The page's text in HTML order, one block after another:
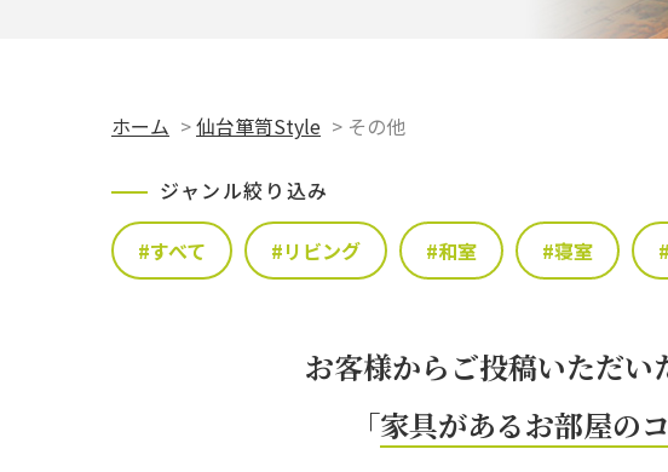
ホーム >仙台箪笥Style > その他
ジャンル絞り込み
#すべて #リビング #和室 #寝室
お客様からご投稿いただ
「家具があるお部屋の